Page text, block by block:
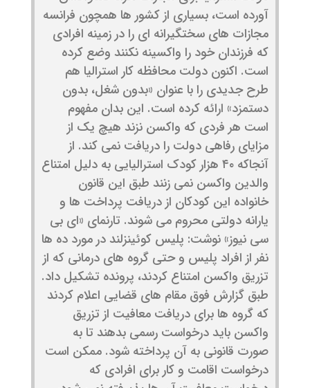
آورده است، بسیاری از کشور ها همچون فرانسه
مجازات های سختگیرانه ای را در زمینه افرادی
که فرزندان خود را واکسینه نکنند وضع کرده
است. اکنون دولت محافظه کار استرالیا هم
طرح جدیدی را با عنوان «بدون شغل، بدون
دستمزد» ارائه کرده است. این بدان مفهوم
است هر فردی که واکسن نزند هیچ یک از
مزایای رفاهی دولت را دریافت نمی کند. از
آنجاکه ۴۰ هزار کودک استرالیایی به دلیل امتناع
والدین واکسن نمی زنند طبق این قانون
خانواده این کودکان از دریافت پرداخت ها و
یارانه دولتی محروم می شوند. تارنمای «ای بی
سی نیوز» نوشت: پلیس کوئینزلند در مورد ده ها
نفر از افراد پلیس و حتی گروه های درمانی که از
تزریق واکسن امتناع کردند، پرونده تشکیل داد.
طبق گزارش فوق مقام های قضایی اعلام کردند
که گروه ها برای دریافت معافیت از تزریق
واکسن باید درخواست رسمی بدهند تا به
صورت قانونی به آن پرداخته شود. ممکن است
درخواست اقامت و کار برای افرادی که